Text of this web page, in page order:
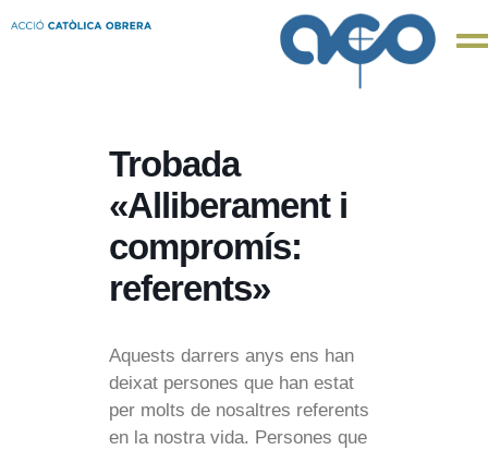
Trobada
«Alliberament i
compromís:
referents»
Aquests darrers anys ens han
deixat persones que han estat
per molts de nosaltres referents
en la nostra vida. Persones que